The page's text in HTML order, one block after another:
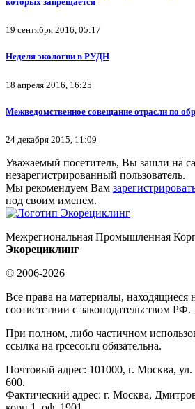
19 сентября 2016, 05:17
Неделя экологии в РУДН
18 апреля 2016, 16:25
Межведомст­венное совещание отрасли по
24 декабря 2015, 11:09
Уважаемый посетитель, Вы зашли на
незарегистрированный пользователь.
Мы рекомендуем Вам
под своим именем.
Межрегиональная Промышленная
Экорециклинг
© 2006-2026
Все права на материалы, находящиеся
соответствии с законодательством РФ.
При полном, либо частичном
ссылка на rpcecor.ru обязательна.
Почтовый адрес: 101000, г. Москва,
600.
Фактический адрес: г. Москва,